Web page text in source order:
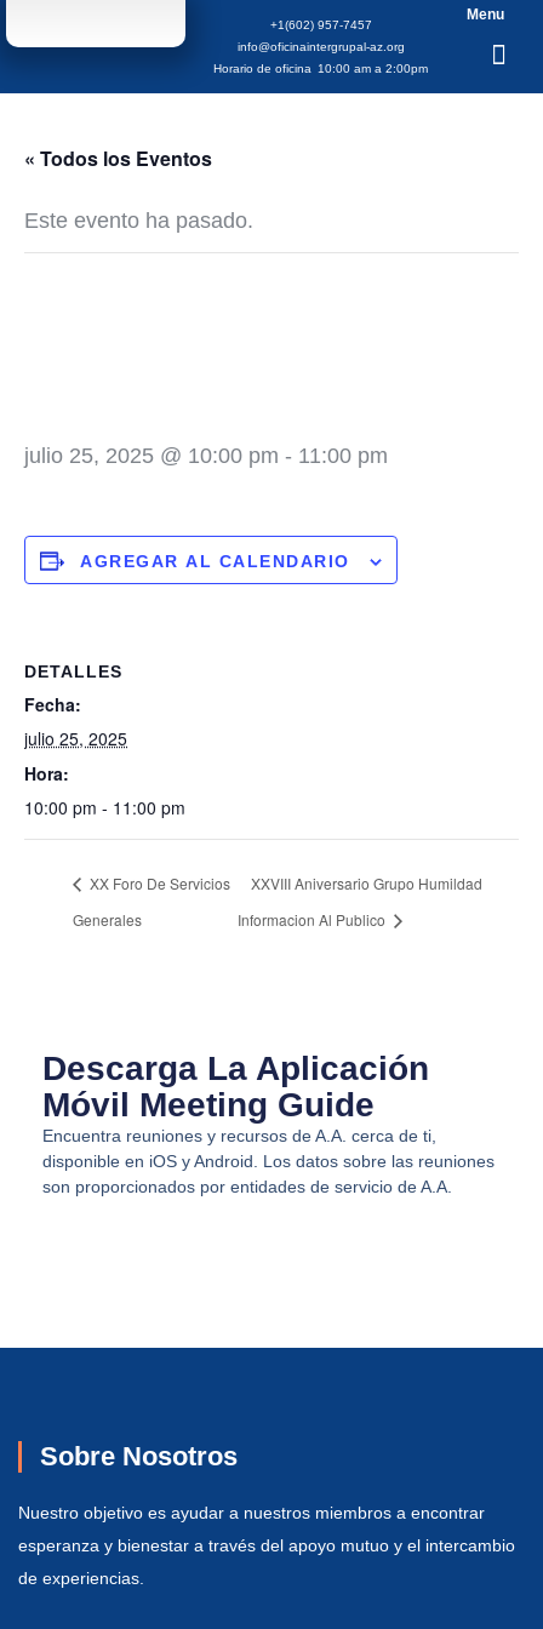
+1(602) 957-7457
info@oficinaintergrupal-az.org
Horario de oficina
10:00 am a 2:00pm
Menu
« Todos los Eventos
Este evento ha pasado.
julio 25, 2025 @ 10:00 pm - 11:00 pm
AGREGAR AL CALENDARIO
DETALLES
Fecha:
julio 25, 2025
Hora:
10:00 pm - 11:00 pm
XX Foro De Servicios
Generales
XXVIII Aniversario Grupo Humildad
Informacion Al Publico
Descarga La Aplicación
Móvil Meeting Guide
Encuentra reuniones y recursos de A.A. cerca de ti,
disponible en iOS y Android. Los datos sobre las reuniones
son proporcionados por entidades de servicio de A.A.
Sobre Nosotros
Nuestro objetivo es ayudar a nuestros miembros a encontrar
esperanza y bienestar a través del apoyo mutuo y el intercambio
de experiencias.